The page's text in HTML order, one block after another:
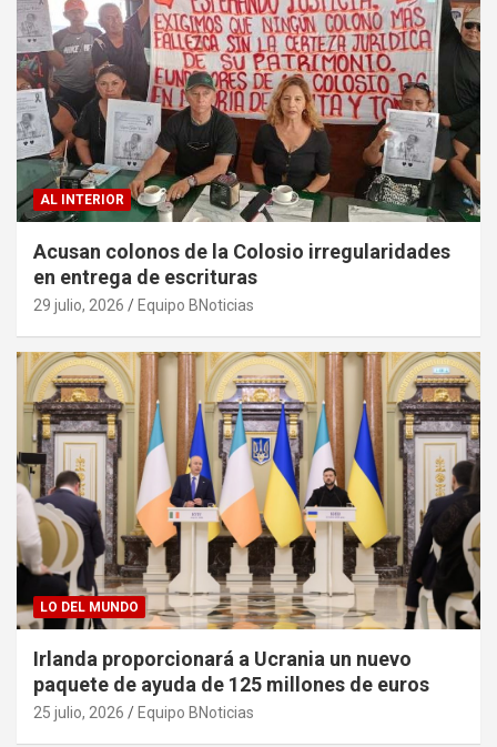
AL INTERIOR
Acusan colonos de la Colosio irregularidades
en entrega de escrituras
29 julio, 2026 Equipo BNoticias
LO DEL MUNDO
Irlanda proporcionará a Ucrania un nuevo
paquete de ayuda de 125 millones de euros
25 julio, 2026 Equipo BNoticias